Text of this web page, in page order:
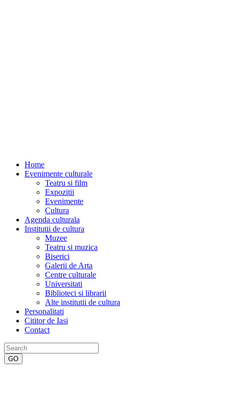
Home
Evenimente culturale
Teatru si film
Expozitii
Evenimente
Cultura
Agenda culturala
Institutii de cultura
Muzee
Teatru si muzica
Biserici
Galerii de Arta
Centre culturale
Universitati
Biblioteci si librarii
Alte institutii de cultura
Personalitati
Cititor de Iasi
Contact